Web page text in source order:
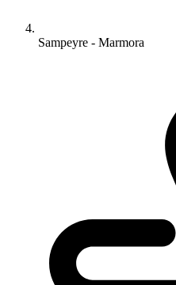
Sampeyre - Marmora